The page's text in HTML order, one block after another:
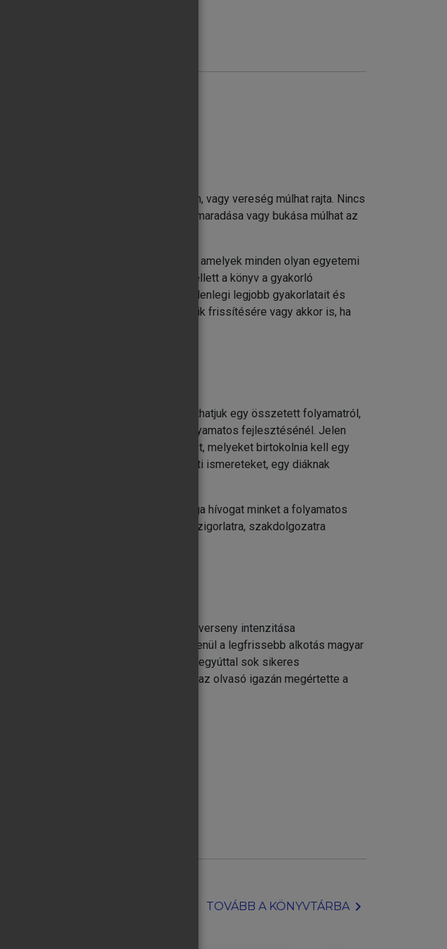
jól működő ellátási lánc - győzelem, vagy vereség múlhat rajta. Nincs
változó üzleti életében cégek fennmaradása vagy bukása múlhat az
területeihez kapcsolódó ismereteket, amelyek minden olyan egyetemi
karrierjüket. Továbbá az oktatás mellett a könyv a gyakorló
jól szemléltetik a szakma jelenlegi legjobb gyakorlatait és
során, akár a már meglévő ismereteik frissítésére vagy akkor is, ha
melyek megvalósulása esetén állíthatjuk egy összetett folyamatról,
tervezésénél, kezelésénél és folyamatos fejlesztésénél. Jelen
egy óriási csokorba azon ismereteket, melyeket birtokolnia kell egy
szervesen egészíti ki az elméleti ismereteket, egy diáknak
tanulmányozzuk, de olvashatósága hívogat minket a folyamatos
gyűjtő diák, vagy éppen szigorlatra, szakdolgozatra
az utóbbi időkben. Egyszerűen, a verseny intenzitása
rá. A szerzők könyve kétségtelenül a legfrissebb alkotás magyar
jó gyakorlati illusztrációt kapnak, egyúttal sok sikeres
kérdések pedig ellenőrzik, hogy az olvasó igazán megértette a
TOVÁBB A KÖNYVTÁRBAchevron_right